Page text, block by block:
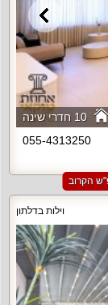
10 חדרי שינה
055-4313250
וילות בדלתון